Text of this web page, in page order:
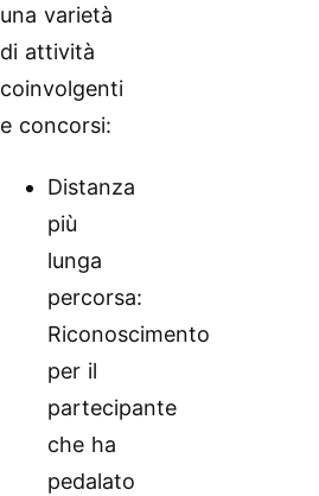
una varietà
di attività
coinvolgenti
e concorsi:
Distanza
più
lunga
percorsa:
Riconoscimento
per il
partecipante
che ha
pedalato